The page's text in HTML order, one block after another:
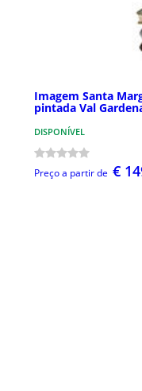
Imagem Santa
pintada Val
DISPONÍVEL
Preço a partir de €